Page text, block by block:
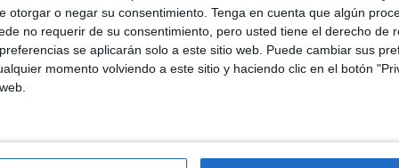
otorgar o negar su consentimiento. Tenga en cuenta que algún
no requerir de su consentimiento, pero usted tiene el derecho de
se aplicarán solo a este sitio web. Puede cambiar sus
momento volviendo a este sitio y haciendo clic en el botón
palcos de los abonados de la pasada temporada
en horario matinal.
2015/2016 son de 120 euros para los
Palcos, 60 euros para los abonados de Tribuna y 30
que no hayan sido reservados pasarán a